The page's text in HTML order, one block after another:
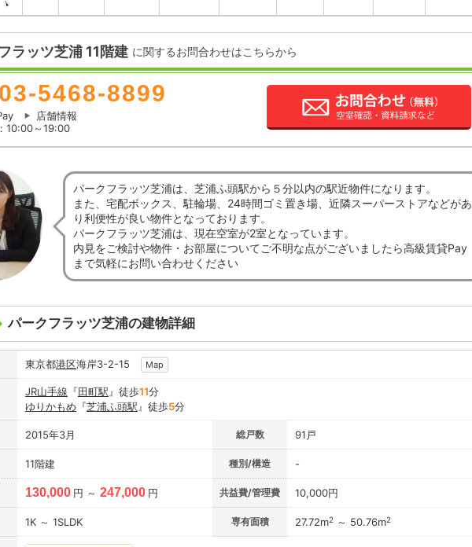
ラッツ芝浦 11階建 に関するお問合わせはこちらから
03-5468-8899
店舗情報
10:00～19:00
パークフラッツ芝浦は、芝浦ふ頭駅から５分以内の駅近物件になります。
また、宅配ボックス、駐輪場、24時間ゴミ置き場、近隣スーパーストアなどがあ
り利便性が良い物件となっております。
パークフラッツ芝浦は、現在空室が2室となっています。
内見をご検討や物件・お部屋についてご不明な点がございましたら高級賃貸Pay
まで気軽にお問い合わせください
パークフラッツ芝浦の建物詳細
東京都港区海岸3-2-15 Map
JR山手線 『田町駅 』徒歩11分
ゆりかもめ 『芝浦ふ頭駅 』徒歩5分
2015年3月 総戸数 91戸
11階建 種別/構造 -
130,000 円 ～ 247,000 円 共益費/管理費 10,000円
1K ～ 1SLDK 専有面積 27.72m2 ～ 50.76m2